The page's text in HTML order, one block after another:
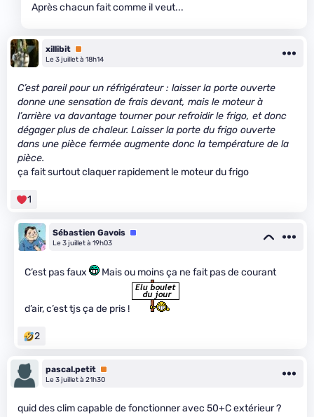
Après chacun fait comme il veut...
xillibit Premium
Le 3 juillet à 18h14
C’est pareil pour un réfrigérateur : laisser la porte ouverte
donne une sensation de frais devant, mais le moteur à
l’arrière va davantage tourner pour refroidir le frigo, et donc
dégager plus de chaleur. Laisser la porte du frigo ouverte
dans une pièce fermée augmente donc la température de la
pièce.
ça fait surtout claquer rapidement le moteur du frigo
1
Sébastien Gavois Équipe
Le 3 juillet à 19h03
C’est pas faux Mais ou moins ça ne fait pas de courant
d’air, c’est tjs ça de pris !
2
pascal.petit Premium
Le 3 juillet à 21h30
quid des clim capable de fonctionner avec 50+C extérieur ?